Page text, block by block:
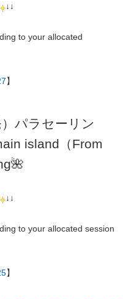
↓↓
to your allocated
】
パラセーリン
island（From
🌺
↓↓
to your allocated session
】